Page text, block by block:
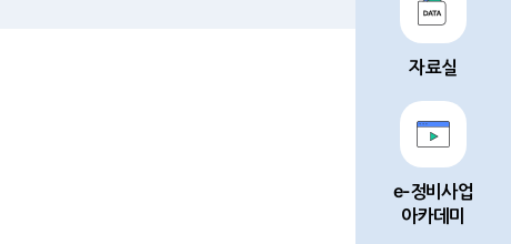
자료실
e-정비사업
아카데미